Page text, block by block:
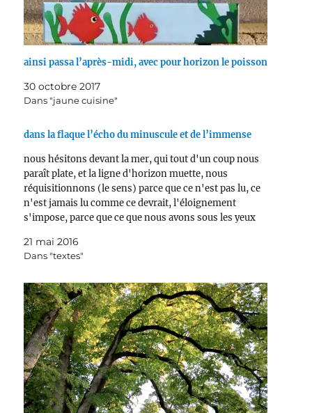
ainsi passa l’après-midi, avec pour horizon le poisson
30 octobre 2017
Dans "jaune cuisine"
dans la flaque l’écho du minuscule et de l’immense
nous hésitons devant la mer, qui tout d'un coup nous
paraît plate, et la ligne d'horizon muette, nous
réquisitionnons (le sens) parce que ce n'est pas lu, ce
n'est jamais lu comme ce devrait, l'éloignement
s'impose, parce que ce que nous avons sous les yeux
21 mai 2016
Dans "textes"